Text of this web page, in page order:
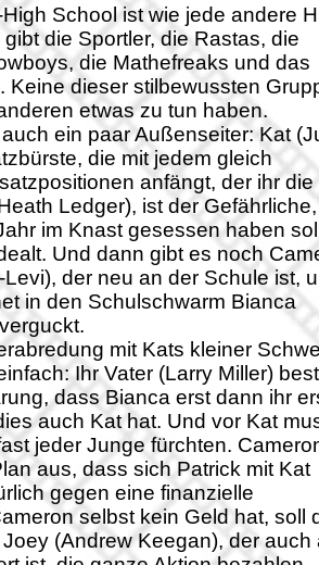
School ist wie jede andere
die Sportler, die Rastas, die
die Mathefreaks und das
Keine dieser stilbewussten
etwas zu tun haben.
ein paar Außenseiter: Kat
die mit jedem gleich
anfängt, der ihr die
Ledger), ist der
im Knast gesessen haben
Und dann gibt es noch
der neu an der Schule ist,
in den Schulschwarm Bianca
mit Kats kleiner
Ihr Vater (Larry Miller)
dass Bianca erst dann ihr
auch Kat hat. Und vor Kat
jeder Junge fürchten.
aus, dass sich Patrick mit Kat
gegen eine finanzielle
selbst kein Geld hat, soll
(Andrew Keegan), der auch